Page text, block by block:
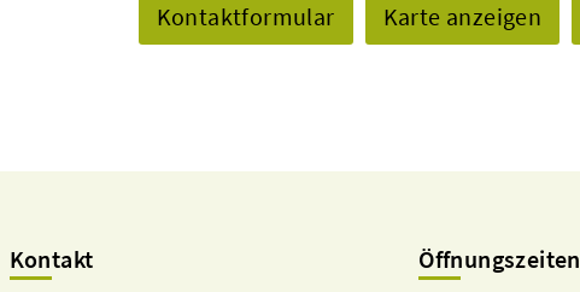
Kontaktformular Karte anzeigen
Kontakt Öffnungszeiten